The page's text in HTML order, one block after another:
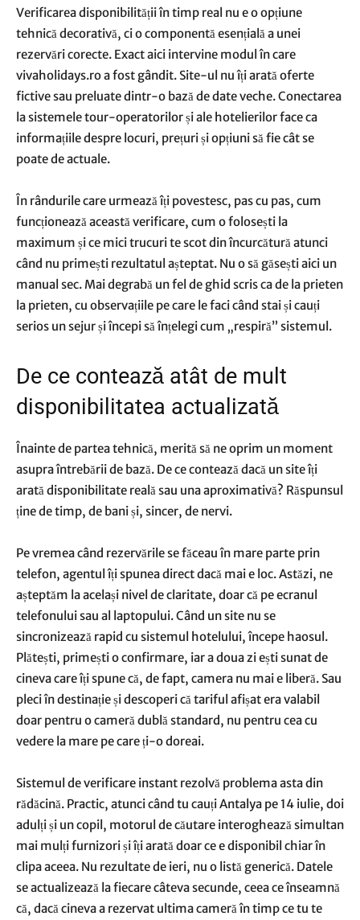
Verificarea disponibilității în timp real nu e o opțiune
tehnică decorativă, ci o componentă esențială a unei
rezervări corecte. Exact aici intervine modul în care
vivaholidays.ro a fost gândit. Site-ul nu îți arată oferte
fictive sau preluate dintr-o bază de date veche. Conectarea
la sistemele tour-operatorilor și ale hotelierilor face ca
informațiile despre locuri, prețuri și opțiuni să fie cât se
poate de actuale.
În rândurile care urmează îți povestesc, pas cu pas, cum
funcționează această verificare, cum o folosești la
maximum și ce mici trucuri te scot din încurcătură atunci
când nu primești rezultatul așteptat. Nu o să găsești aici un
manual sec. Mai degrabă un fel de ghid scris ca de la prieten
la prieten, cu observațiile pe care le faci când stai și cauți
serios un sejur și începi să înțelegi cum „respiră” sistemul.
De ce contează atât de mult
disponibilitatea actualizată
Înainte de partea tehnică, merită să ne oprim un moment
asupra întrebării de bază. De ce contează dacă un site îți
arată disponibilitate reală sau una aproximativă? Răspunsul
ține de timp, de bani și, sincer, de nervi.
Pe vremea când rezervările se făceau în mare parte prin
telefon, agentul îți spunea direct dacă mai e loc. Astăzi, ne
așteptăm la același nivel de claritate, doar că pe ecranul
telefonului sau al laptopului. Când un site nu se
sincronizează rapid cu sistemul hotelului, începe haosul.
Plătești, primești o confirmare, iar a doua zi ești sunat de
cineva care îți spune că, de fapt, camera nu mai e liberă. Sau
pleci în destinație și descoperi că tariful afișat era valabil
doar pentru o cameră dublă standard, nu pentru cea cu
vedere la mare pe care ți-o doreai.
Sistemul de verificare instant rezolvă problema asta din
rădăcină. Practic, atunci când tu cauți Antalya pe 14 iulie, doi
adulți și un copil, motorul de căutare interoghează simultan
mai mulți furnizori și îți arată doar ce e disponibil chiar în
clipa aceea. Nu rezultate de ieri, nu o listă generică. Datele
se actualizează la fiecare câteva secunde, ceea ce înseamnă
că, dacă cineva a rezervat ultima cameră în timp ce tu te